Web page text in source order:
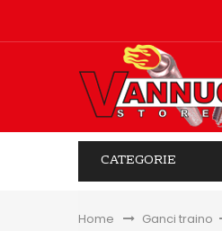
CATEGORIE
Home &gt;Ganci traino